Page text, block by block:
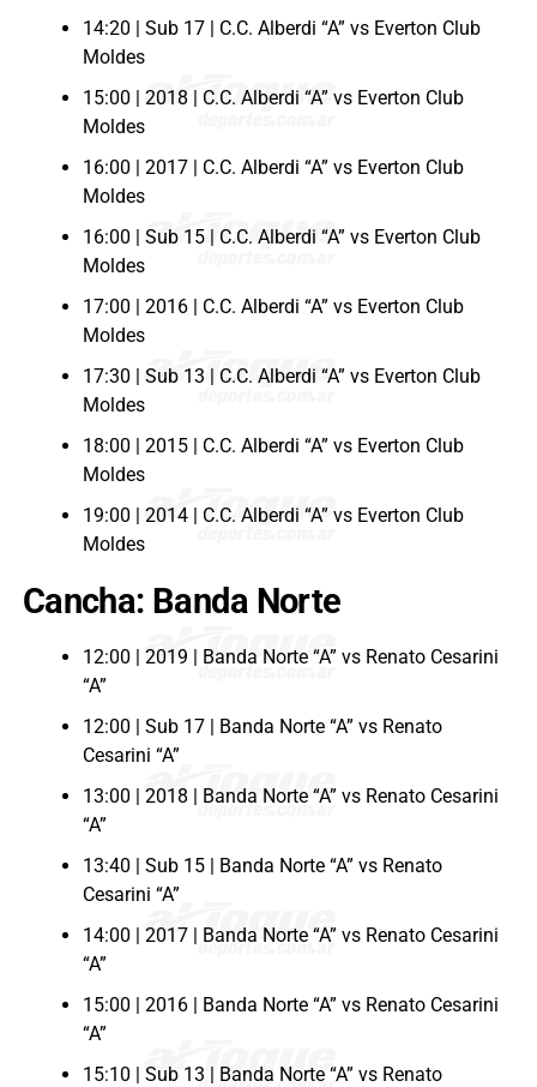
14:20 | Sub 17 | C.C. Alberdi “A” vs Everton Club
Moldes
15:00 | 2018 | C.C. Alberdi “A” vs Everton Club
Moldes
16:00 | 2017 | C.C. Alberdi “A” vs Everton Club
Moldes
16:00 | Sub 15 | C.C. Alberdi “A” vs Everton Club
Moldes
17:00 | 2016 | C.C. Alberdi “A” vs Everton Club
Moldes
17:30 | Sub 13 | C.C. Alberdi “A” vs Everton Club
Moldes
18:00 | 2015 | C.C. Alberdi “A” vs Everton Club
Moldes
19:00 | 2014 | C.C. Alberdi “A” vs Everton Club
Moldes
Cancha: Banda Norte
12:00 | 2019 | Banda Norte “A” vs Renato Cesarini
“A”
12:00 | Sub 17 | Banda Norte “A” vs Renato
Cesarini “A”
13:00 | 2018 | Banda Norte “A” vs Renato Cesarini
“A”
13:40 | Sub 15 | Banda Norte “A” vs Renato
Cesarini “A”
14:00 | 2017 | Banda Norte “A” vs Renato Cesarini
“A”
15:00 | 2016 | Banda Norte “A” vs Renato Cesarini
“A”
15:10 | Sub 13 | Banda Norte “A” vs Renato